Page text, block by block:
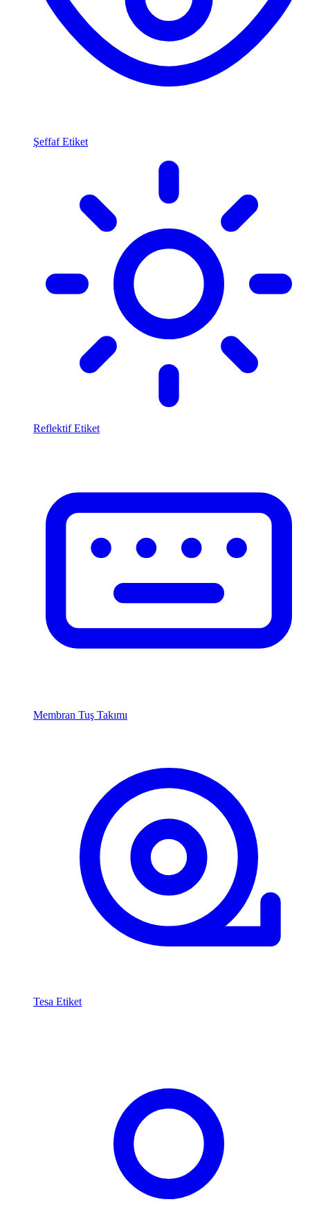
Şeffaf Etiket
Reflektif Etiket
Membran Tuş Takımı
Tesa Etiket